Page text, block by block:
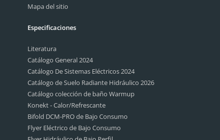
Mapa del sitio
Especificaciones
Literatura
Catálogo General 2024
Catálogo De Sistemas Eléctricos 2024
Catálogo de Suelo Radiante Hidráulico 2026
Catálogo colección de baño Warmup
Konekt - Calor/Refrescante
Bifold DCM-PRO de Bajo Consumo
Flyer Eléctrico de Bajo Consumo